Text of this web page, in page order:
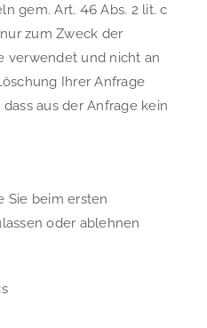
gem. Art. 46 Abs. 2 lit. c
zum Zweck der
verwendet und nicht an
Ihrer Anfrage
aus der Anfrage kein
Sie beim ersten
oder ablehnen